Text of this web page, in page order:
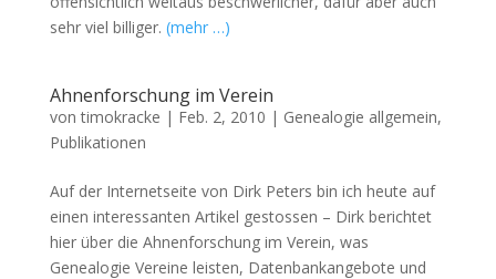
sehr viel billiger. (mehr …)
Ahnenforschung im Verein
vontimokracke | Feb. 2, 2010 | Genealogie allgemein,
Publikationen
Auf der Internetseite von Dirk Peters bin ich heute auf
einen interessanten Artikel gestossen – Dirk berichtet
hier über die Ahnenforschung im Verein, was
Genealogie Vereine leisten, Datenbankangebote und